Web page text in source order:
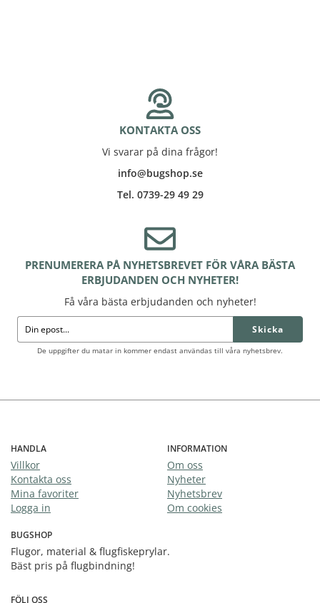
KONTAKTA OSS
Vi svarar på dina frågor!
info@bugshop.se
Tel. 0739-29 49 29
PRENUMERERA PÅ NYHETSBREVET FÖR VÅRA BÄSTA
ERBJUDANDEN OCH NYHETER!
Få våra bästa erbjudanden och nyheter!
Skicka
De uppgifter du matar in kommer endast användas till våra nyhetsbrev.
HANDLA
Villkor
Kontakta oss
Mina favoriter
Logga in
INFORMATION
Om oss
Nyheter
Nyhetsbrev
Om cookies
BUGSHOP
Flugor, material & flugfiskeprylar.
Bäst pris på flugbindning!
FÖLJ OSS